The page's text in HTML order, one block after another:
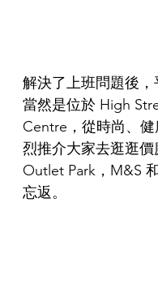
解決了上班問題後
當然是位於 High
Centre，從時尚、
烈推介大家去逛逛
Outlet Park，M&S
忘返。